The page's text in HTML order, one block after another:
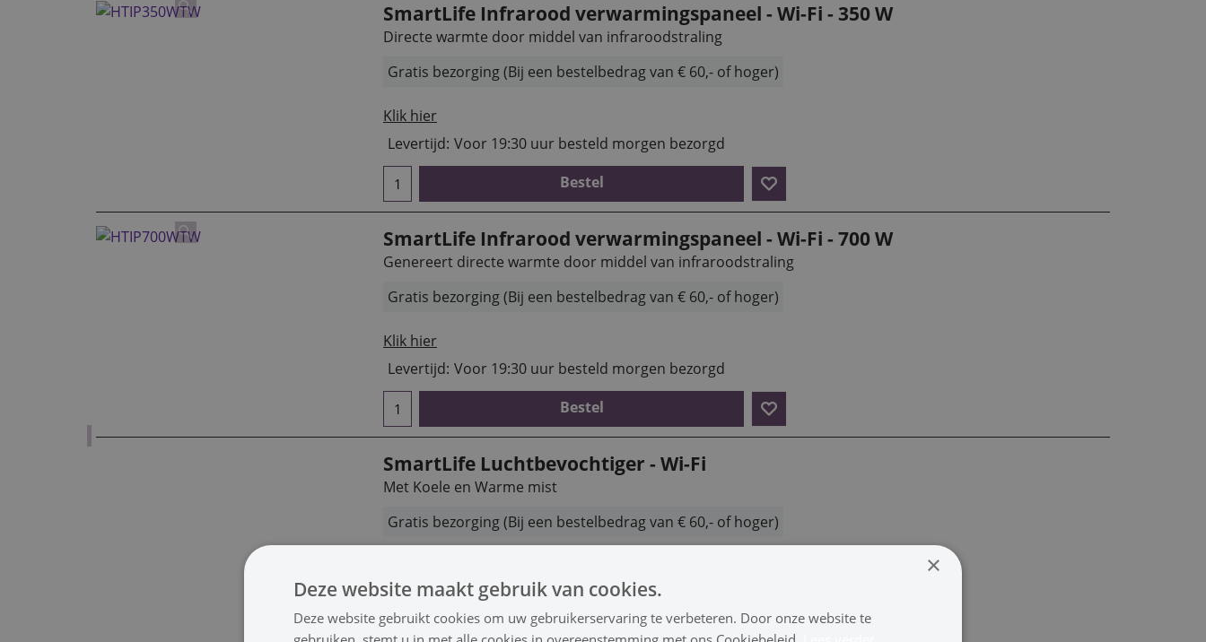
SmartLife Infrarood verwarmingspaneel - Wi-Fi - 350 W
Directe warmte door middel van infraroodstraling
Gratis bezorging (Bij een bestelbedrag van € 60,- of hoger)
Klik hier
Levertijd: Voor 19:30 uur besteld morgen bezorgd
Bestel
SmartLife Infrarood verwarmingspaneel - Wi-Fi - 700 W
Genereert directe warmte door middel van infraroodstraling
Gratis bezorging (Bij een bestelbedrag van € 60,- of hoger)
Klik hier
Levertijd: Voor 19:30 uur besteld morgen bezorgd
Bestel
SmartLife Luchtbevochtiger - Wi-Fi
Met Koele en Warme mist
Gratis bezorging (Bij een bestelbedrag van € 60,- of hoger)
Levertijd: Voor 19:30 uur besteld morgen bezorgd
×
Deze website maakt gebruik van cookies.
Deze website gebruikt cookies om uw gebruikerservaring te verbeteren. Door onze website te